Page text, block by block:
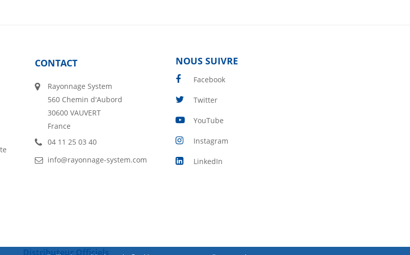
CONTACT
Rayonnage System
560 Chemin d'Aubord
30600 VAUVERT
France
04 11 25 03 40
info@rayonnage-system.com
NOUS SUIVRE
Facebook
Twitter
YouTube
Instagram
LinkedIn
Distributeur Officiels